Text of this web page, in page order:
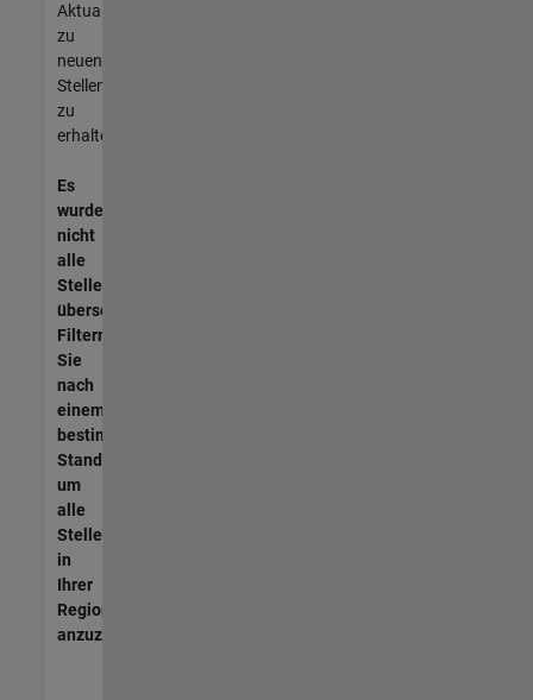
Aktualisierungen
zu
neuen
Stellenangeboten
zu
erhalten.
Es
wurden
nicht
alle
Stellen
übersetzt.
Filtern
Sie
nach
einem
bestimmten
Standort,
um
alle
Stellenangebote
in
Ihrer
Region
anzuzeigen.